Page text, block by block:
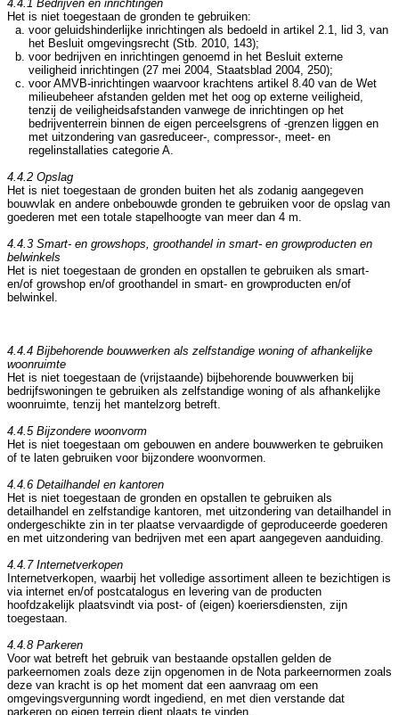
4.4.1 Bedrijven en inrichtingen
Het is niet toegestaan de gronden te gebruiken:
voor geluidshinderlijke inrichtingen als bedoeld in artikel 2.1, lid 3, van
het Besluit omgevingsrecht (Stb. 2010, 143);
voor bedrijven en inrichtingen genoemd in het Besluit externe
veiligheid inrichtingen (27 mei 2004, Staatsblad 2004, 250);
voor AMVB-inrichtingen waarvoor krachtens artikel 8.40 van de Wet
milieubeheer afstanden gelden met het oog op externe veiligheid,
tenzij de veiligheidsafstanden vanwege de inrichtingen op het
bedrijventerrein binnen de eigen perceelsgrens of -grenzen liggen en
met uitzondering van gasreduceer-, compressor-, meet- en
regelinstallaties categorie A.
4.4.2 Opslag
Het is niet toegestaan de gronden buiten het als zodanig aangegeven
bouwvlak en andere onbebouwde gronden te gebruiken voor de opslag van
goederen met een totale stapelhoogte van meer dan 4 m.
4.4.3 Smart- en growshops, groothandel in smart- en growproducten en
belwinkels
Het is niet toegestaan de gronden en opstallen te gebruiken als smart-
en/of growshop en/of groothandel in smart- en growproducten en/of
belwinkel.
4.4.4 Bijbehorende bouwwerken als zelfstandige woning of afhankelijke
woonruimte
Het is niet toegestaan de (vrijstaande) bijbehorende bouwwerken bij
bedrijfswoningen te gebruiken als zelfstandige woning of als afhankelijke
woonruimte, tenzij het mantelzorg betreft.
4.4.5 Bijzondere woonvorm
Het is niet toegestaan om gebouwen en andere bouwwerken te gebruiken
of te laten gebruiken voor bijzondere woonvormen.
4.4.6 Detailhandel en kantoren
Het is niet toegestaan de gronden en opstallen te gebruiken als
detailhandel en zelfstandige kantoren, met uitzondering van detailhandel in
ondergeschikte zin in ter plaatse vervaardigde of geproduceerde goederen
en met uitzondering van bedrijven met een apart aangegeven aanduiding.
4.4.7 Internetverkopen
Internetverkopen, waarbij het volledige assortiment alleen te bezichtigen is
via internet en/of postcatalogus en levering van de producten
hoofdzakelijk plaatsvindt via post- of (eigen) koeriersdiensten, zijn
toegestaan.
4.4.8 Parkeren
Voor wat betreft het gebruik van bestaande opstallen gelden de
parkeernomen zoals deze zijn opgenomen in de Nota parkeernormen zoals
deze van kracht is op het moment dat een aanvraag om een
omgevingsvergunning wordt ingediend, en met dien verstande dat
parkeren op eigen terrein dient plaats te vinden.